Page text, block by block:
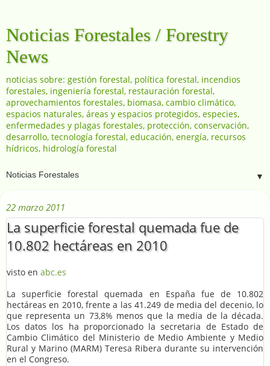
Noticias Forestales / Forestry
News
noticias sobre: gestión forestal, política forestal, incendios
forestales, ingeniería forestal, restauración forestal,
aprovechamientos forestales, biomasa, cambio climático,
espacios naturales, áreas y espacios protegidos, especies,
enfermedades y plagas forestales, protección, conservación,
desarrollo, tecnología forestal, educación, energía, recursos
hídricos, hidrología forestal
▼
22 marzo 2011
La superficie forestal quemada fue de
10.802 hectáreas en 2010
visto en abc.es
La superficie forestal quemada en España fue de 10.802
hectáreas en 2010, frente a las 41.249 de media del decenio, lo
que representa un 73,8% menos que la media de la década.
Los datos los ha proporcionado la secretaria de Estado de
Cambio Climático del Ministerio de Medio Ambiente y Medio
Rural y Marino (MARM) Teresa Ribera durante su intervención
en el Congreso.